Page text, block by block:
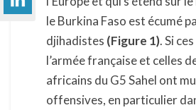
le Burkina Faso est écumé
djihadistes (Figure 1). Si
l’armée française et celles
africains du G5 Sahel ont
offensives, en particulier